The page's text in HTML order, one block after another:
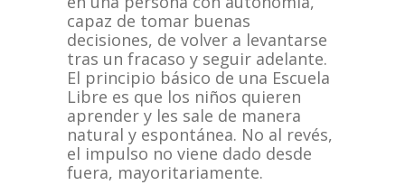
capaz de tomar buenas
decisiones, de volver a levantarse
tras un fracaso y seguir adelante.
El principio básico de una Escuela
Libre es que los niños quieren
aprender y les sale de manera
natural y espontánea. No al revés,
el impulso no viene dado desde
fuera, mayoritariamente.